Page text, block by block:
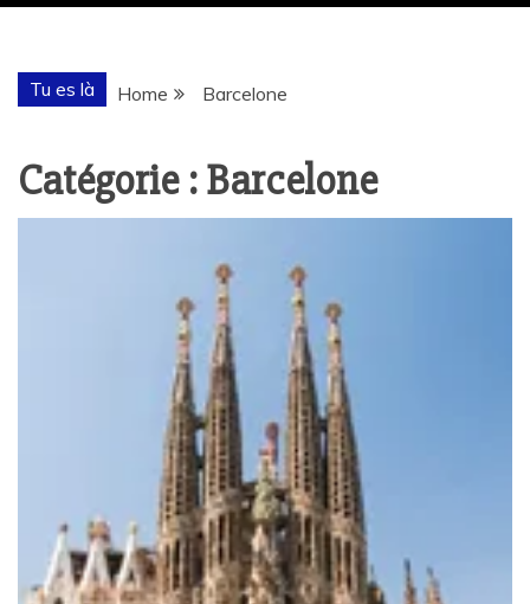
Tu es là Home Barcelone
Catégorie :Barcelone